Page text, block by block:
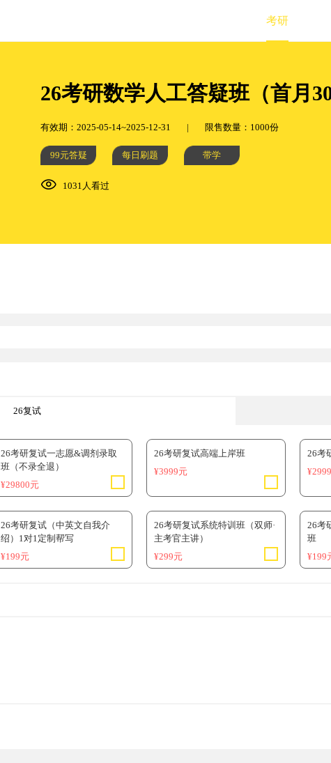
考研
26考研数学人工答疑班（首月30
有效期：2025-05-14~2025-12-31 | 限售数量：1000份
99元答疑 每日刷题 带学
1031人看过
26复试
26考研复试一志愿&调剂录取
班（不录全退）
¥29800元
26考研复试高端上岸班
¥3999元
26考
26考研复试（中英文自我介
绍）1对1定制帮写
¥199元
26考研复试系统特训班（双师·
主考官主讲）
¥299元
26考
班
¥199